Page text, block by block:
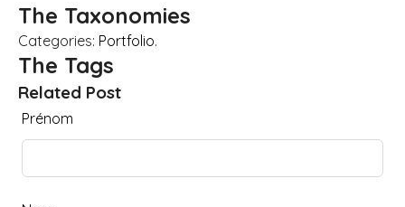
The Taxonomies
Categories: Portfolio.
The Tags
Related Post
Leave
blank
Prénom